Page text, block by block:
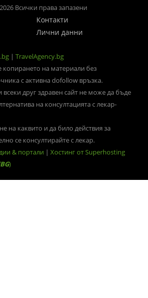
Всички права запазени
Контакти
Лични данни
| TravelAgency.bg
копирането на материали без
с активна dofollow връзка.
всеки друг здравен сайт не може да бъде
на консултацията с лекар-
на каквито и да било действия за
се консултирайте с лекар.
& портали | Хостинг от Superhosting
)